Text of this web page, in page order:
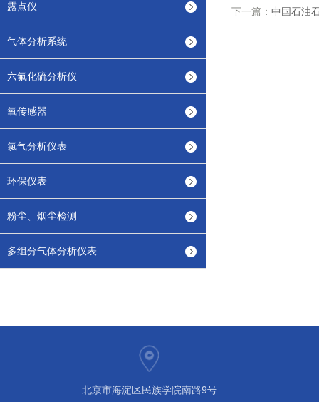
露点仪
气体分析系统
六氟化硫分析仪
氧传感器
氯气分析仪表
环保仪表
粉尘、烟尘检测
多组分气体分析仪表
下一篇： 中国石油
北京市海淀区民族学院南路9号